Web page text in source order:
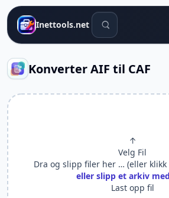
Inettools.net Søkeverktøy
Konverter AIF til CAF
↑
Velg Fil
Dra og slipp filer her … (eller
eller slipp et arkiv
Last opp fil